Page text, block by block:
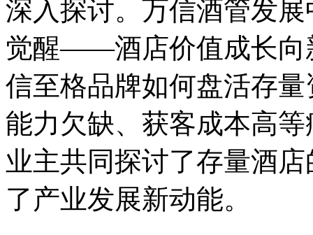
深入探讨。万信酒管发
觉醒——酒店价值成长向
信至格品牌如何盘活存
能力欠缺、获客成本高
业主共同探讨了存量酒
了产业发展新动能。